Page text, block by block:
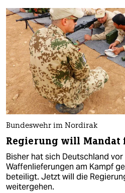
Bundeswehr im Nordirak
Regierung will Mandat
Bisher hat sich Deutschland
Waffenlieferungen am Kampf
beteiligt. Jetzt will die
weitergehen.